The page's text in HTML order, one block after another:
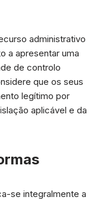
administrativo
a apresentar uma
de controlo
que os seus
legítimo por
aplicável e da
se integralmente a